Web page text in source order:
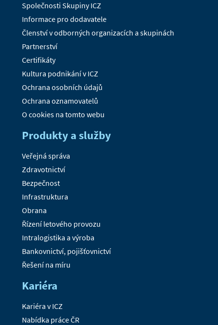
Společnosti Skupiny ICZ
Informace pro dodavatele
Členství v odborných organizacích a skupinách
Partnerství
Certifikáty
Kultura podnikání v ICZ
Ochrana osobních údajů
Ochrana oznamovatelů
O cookies na tomto webu
Produkty a služby
Veřejná správa
Zdravotnictví
Bezpečnost
Infrastruktura
Obrana
Řízení letového provozu
Intralogistika a výroba
Bankovnictví, pojišťovnictví
Řešení na míru
Kariéra
Kariéra v ICZ
Nabídka práce ČR